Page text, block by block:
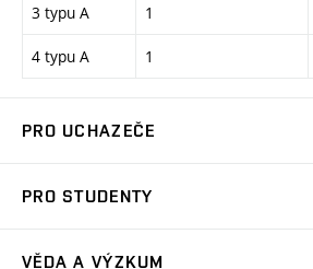
3 typu A 1
4 typu A 1
PRO UCHAZEČE
Ambasadoři studia
PRO STUDENTY
VĚDA A VÝZKUM